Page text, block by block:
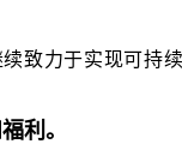
致力于实现可持
利。